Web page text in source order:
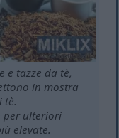
e tazze da tè,
in mostra
tè.
per ulteriori
elevate.